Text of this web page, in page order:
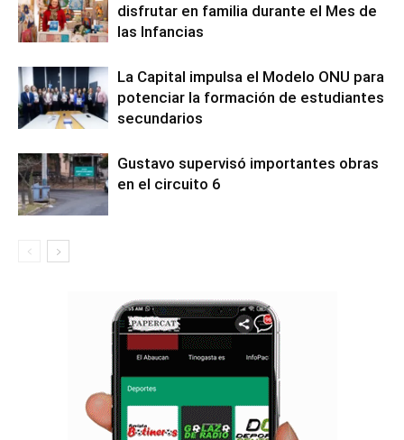
disfrutar en familia durante el Mes de
las Infancias
La Capital impulsa el Modelo ONU para
potenciar la formación de estudiantes
secundarios
Gustavo supervisó importantes obras
en el circuito 6